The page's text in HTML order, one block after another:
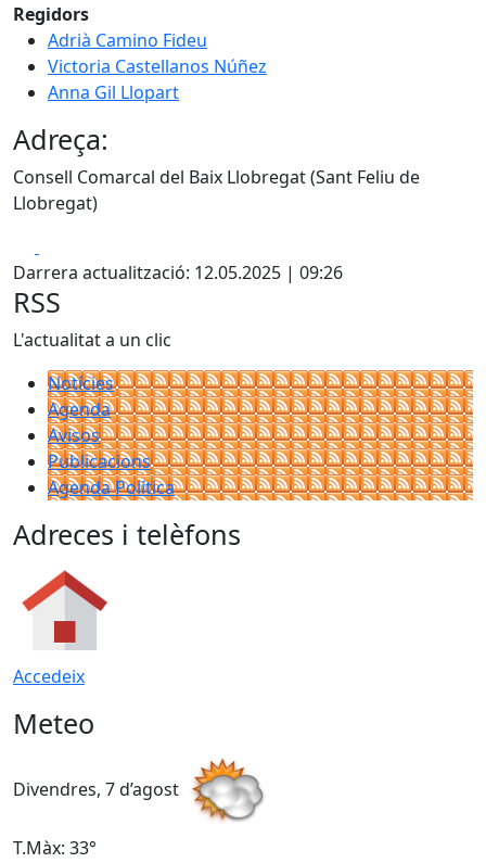
Regidors
Adrià Camino Fideu
Victoria Castellanos Núñez
Anna Gil Llopart
Adreça:
Consell Comarcal del Baix Llobregat (Sant Feliu de
Llobregat)
Darrera actualització: 12.05.2025 | 09:26
RSS
L'actualitat a un clic
Notícies
Agenda
Avisos
Publicacions
Agenda Política
Adreces i telèfons
Accedeix
Meteo
Divendres, 7 d’agost
T.Màx: 33°